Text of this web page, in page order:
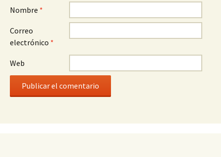
Nombre *
Correo
electrónico *
Web